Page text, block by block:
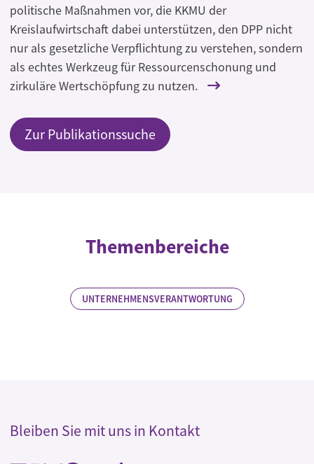
politische Maßnahmen vor, die KKMU der
Kreislaufwirtschaft dabei unterstützen, den DPP nicht
nur als gesetzliche Verpflichtung zu verstehen, sondern
als echtes Werkzeug für Ressourcenschonung und
zirkuläre Wertschöpfung zu nutzen.
Zur Publikationssuche
Themenbereiche
UNTERNEHMENSVERANTWORTUNG
Bleiben Sie mit uns in Kontakt